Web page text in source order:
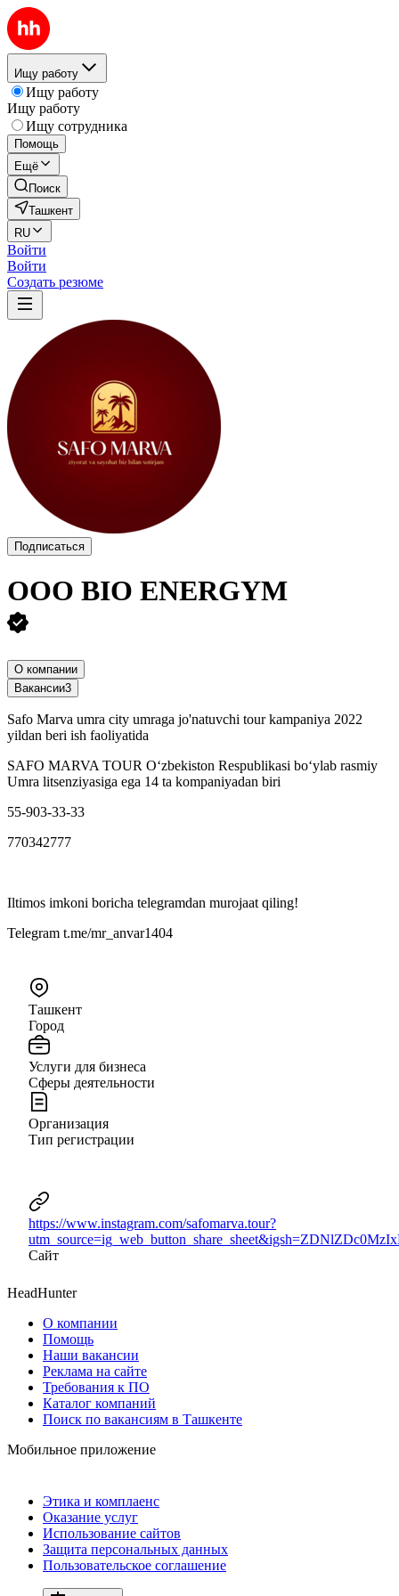
Ищу работу
Ищу работу
Ищу работу
Ищу сотрудника
Помощь
Ещё
Поиск
Ташкент
RU
Войти
Войти
Создать резюме
Подписаться
ООО BIO ENERGYM
О компании
Вакансии3
Safo Marva umra city umraga jo'natuvchi tour kampaniya 2022
yildan beri ish faoliyatida
SAFO MARVA TOUR O‘zbekiston Respublikasi bo‘ylab rasmiy
Umra litsenziyasiga ega 14 ta kompaniyadan biri
55-903-33-33
770342777
Iltimos imkoni boricha telegramdan murojaat qiling!
Telegram t.me/mr_anvar1404
Ташкент
Город
Услуги для бизнеса
Сферы деятельности
Организация
Тип регистрации
https://www.instagram.com/safomarva.tour?
Сайт
HeadHunter
О компании
Помощь
Наши вакансии
Реклама на сайте
Требования к ПО
Каталог компаний
Поиск по вакансиям в Ташкенте
Мобильное приложение
Этика и комплаенс
Оказание услуг
Использование сайтов
Защита персональных данных
Пользовательское соглашение